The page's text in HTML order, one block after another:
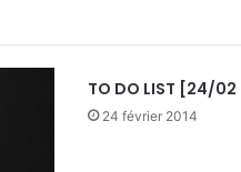
TO DO LIST [24/
24 février 2014